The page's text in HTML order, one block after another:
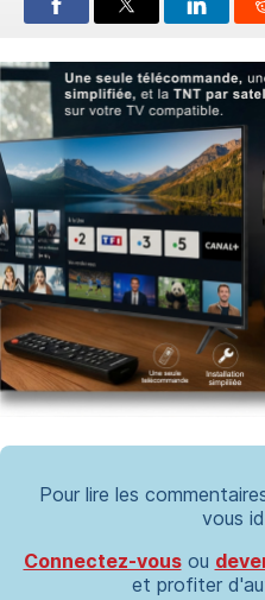
Pour lire les
vous
Connectez-vousou
et profiter